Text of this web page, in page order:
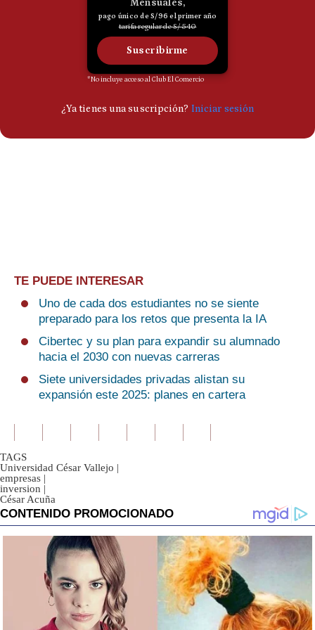
TE PUEDE INTERESAR
Uno de cada dos estudiantes no se siente
preparado para los retos que presenta la IA
Cibertec y su plan para expandir su alumnado
hacia el 2030 con nuevas carreras
Siete universidades privadas alistan su
expansión este 2025: planes en cartera
TAGS
Universidad César Vallejo |
empresas |
inversion |
César Acuña